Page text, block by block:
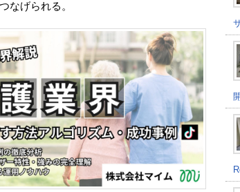
なげられる。